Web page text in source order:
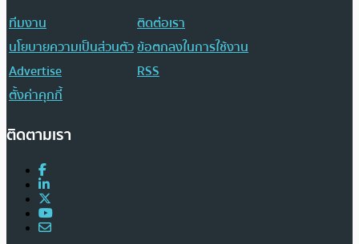
ทีมงาน
ติดต่อเรา
นโยบายความเป็นส่วนตัวข้อตกลงในการใช้งาน
Advertise
RSS
ตั้งค่าคุกกี้
ติดตามเรา